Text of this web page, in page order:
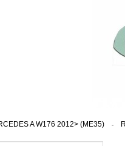
A W176 2012> (ME35) >